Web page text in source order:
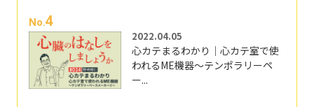
No.4
2022.04.05
心カテまるわかり｜心カテ室で使
われるME機器～テンポラリーペ
ー...